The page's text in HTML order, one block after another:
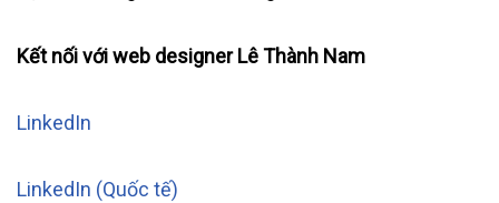
Kết nối với web designer Lê Thành Nam
LinkedIn
LinkedIn (Quốc tế)